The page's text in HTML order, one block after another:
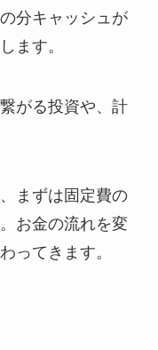
分キャッシュが
ます。
がる投資や、計
まずは固定費の
お金の流れを変
ってきます。